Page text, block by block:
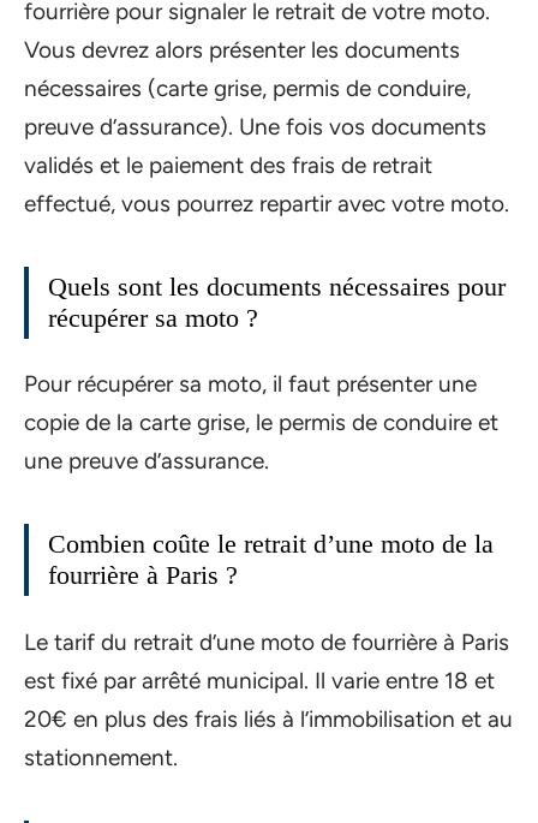
fourrière pour signaler le retrait de votre moto.
Vous devrez alors présenter les documents
nécessaires (carte grise, permis de conduire,
preuve d’assurance). Une fois vos documents
validés et le paiement des frais de retrait
effectué, vous pourrez repartir avec votre moto.
Quels sont les documents nécessaires pour
récupérer sa moto ?
Pour récupérer sa moto, il faut présenter une
copie de la carte grise, le permis de conduire et
une preuve d’assurance.
Combien coûte le retrait d’une moto de la
fourrière à Paris ?
Le tarif du retrait d’une moto de fourrière à Paris
est fixé par arrêté municipal. Il varie entre 18 et
20€ en plus des frais liés à l’immobilisation et au
stationnement.